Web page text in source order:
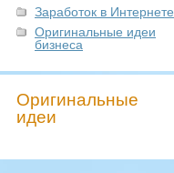
Заработок в Интернете
Оригинальные идеи
бизнеса
Оригинальные
идеи